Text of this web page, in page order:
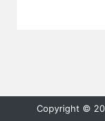
Copyright ©